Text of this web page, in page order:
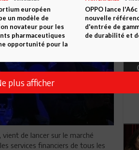
de lancer sur le marché
services financiers de tous les
européen
un modèle de
novateur pour les
pharmaceutiques
opportunité pour la
OPPO lance
nouvelle
d'entrée de
de durabilité et
plus afficher